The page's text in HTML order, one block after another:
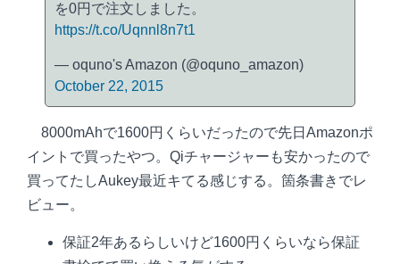
を0円で注文しました。
https://t.co/Uqnnl8n7t1
— oquno's Amazon (@oquno_amazon)
October 22, 2015
8000mAhで1600円くらいだったので先日Amazonポ
イントで買ったやつ。Qiチャージャーも安かったので
買ってたしAukey最近キてる感じする。箇条書きでレ
ビュー。
保証2年あるらしいけど1600円くらいなら保証